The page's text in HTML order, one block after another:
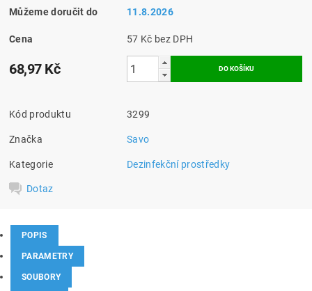
Můžeme doručit do 11.8.2026
Cena 57 Kč bez DPH
68,97 Kč
Kód produktu 3299
Značka Savo
Kategorie Dezinfekční prostředky
Dotaz
POPIS
PARAMETRY
SOUBORY